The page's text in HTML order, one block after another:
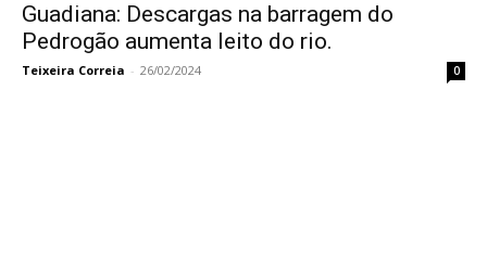
Guadiana: Descargas na barragem do
Pedrogão aumenta leito do rio.
Teixeira Correia - 26/02/2024 0